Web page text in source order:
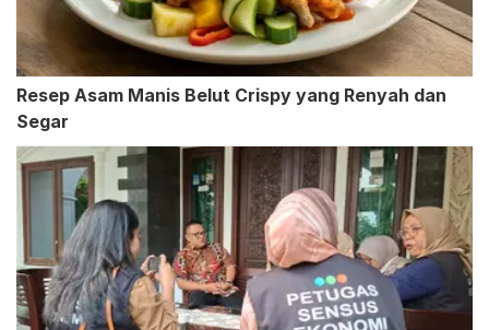
Resep Asam Manis Belut Crispy yang Renyah dan
Segar